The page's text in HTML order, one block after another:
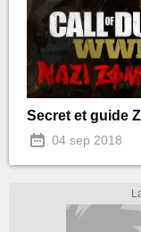
Secret et guide
04 sep 2018